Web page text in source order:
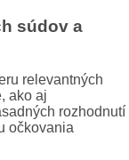
súdov a
relevantných
ako aj
rozhodnutí
očkovania